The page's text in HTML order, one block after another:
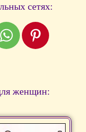
сетях:
женщин: